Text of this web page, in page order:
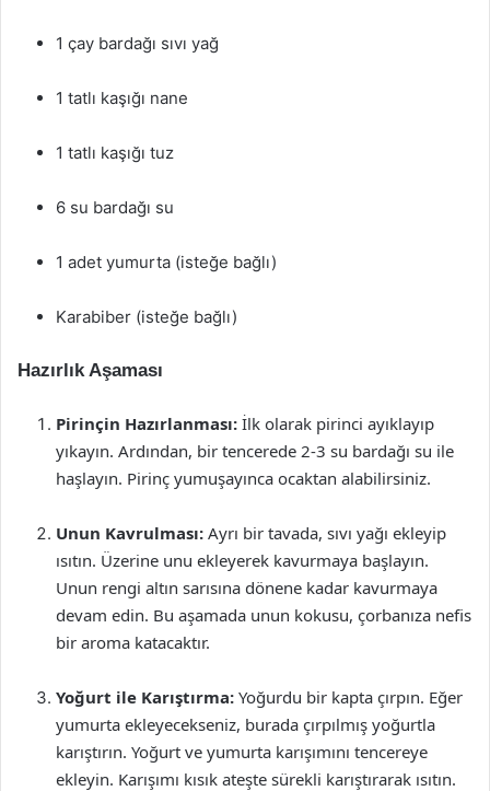
1 çay bardağı sıvı yağ
1 tatlı kaşığı nane
1 tatlı kaşığı tuz
6 su bardağı su
1 adet yumurta (isteğe bağlı)
Karabiber (isteğe bağlı)
Hazırlık Aşaması
Pirinçin Hazırlanması: İlk olarak pirinci ayıklayıp
yıkayın. Ardından, bir tencerede 2-3 su bardağı su ile
haşlayın. Pirinç yumuşayınca ocaktan alabilirsiniz.
Unun Kavrulması: Ayrı bir tavada, sıvı yağı ekleyip
ısıtın. Üzerine unu ekleyerek kavurmaya başlayın.
Unun rengi altın sarısına dönene kadar kavurmaya
devam edin. Bu aşamada unun kokusu, çorbanıza nefis
bir aroma katacaktır.
Yoğurt ile Karıştırma: Yoğurdu bir kapta çırpın. Eğer
yumurta ekleyecekseniz, burada çırpılmış yoğurtla
karıştırın. Yoğurt ve yumurta karışımını tencereye
ekleyin. Karışımı kısık ateşte sürekli karıştırarak ısıtın.